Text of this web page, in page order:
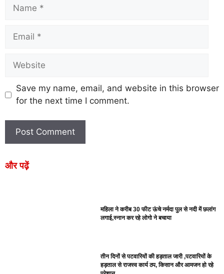
Save my name, email, and website in this browser
for the next time I comment.
और पढ़ें
महिला ने करीब 30 फीट ऊंचे नर्मदा पुल से नदी में छलांग
लगाई,स्नान कर रहे लोगो ने बचाया
तीन दिनों से पटवारियों की हड़ताल जारी ,पटवारियों के
हड़ताल से राजस्व कार्य ठप, किसान और आमजन हो रहे